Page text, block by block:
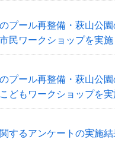
プール再整備・萩山公
民ワークショップを実施
プール再整備・萩山公
どもワークショップを
するアンケートの実施